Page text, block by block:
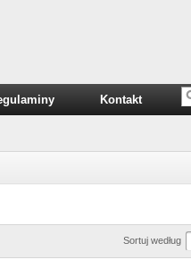
Kontakt
Sortuj według